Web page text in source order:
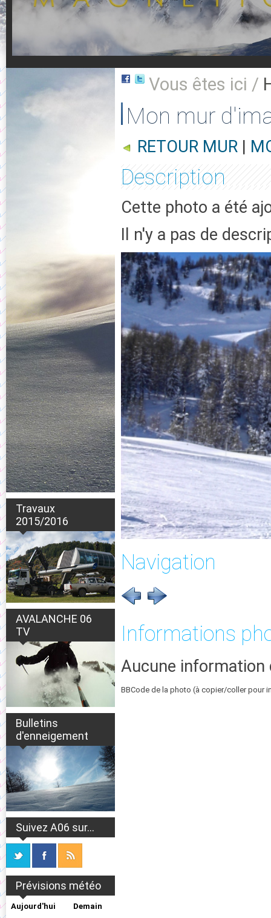
Travaux
2015/2016
AVALANCHE 06
TV
Bulletins
d'enneigement
Suivez A06 sur...
Prévisions météo
Aujourd'hui Demain
Vous êtes ici /
Mon mur
RETOUR MUR |
Description
Cette photo a été
Il n'y a pas de
Navigation
Informations
Aucune information
BBCode de la photo (à copier/coller pour